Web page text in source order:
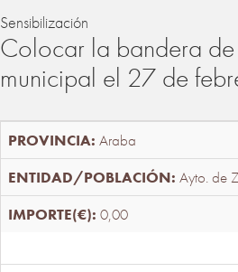
Sensibilización
Colocar la bandera
municipal el 27 de
Araba
Ayto. de
0,00